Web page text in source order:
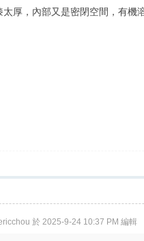
厚，內部又是密閉空間，有
於 2025-9-24 10:37 PM 編輯